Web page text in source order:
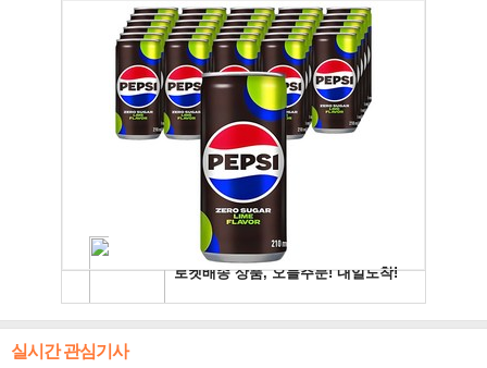
실시간 관심기사